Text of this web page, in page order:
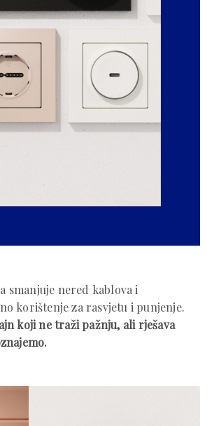
smanjuje nered kablova i
korištenje za rasvjetu i punjenje.
koji ne traži pažnju, ali rješava